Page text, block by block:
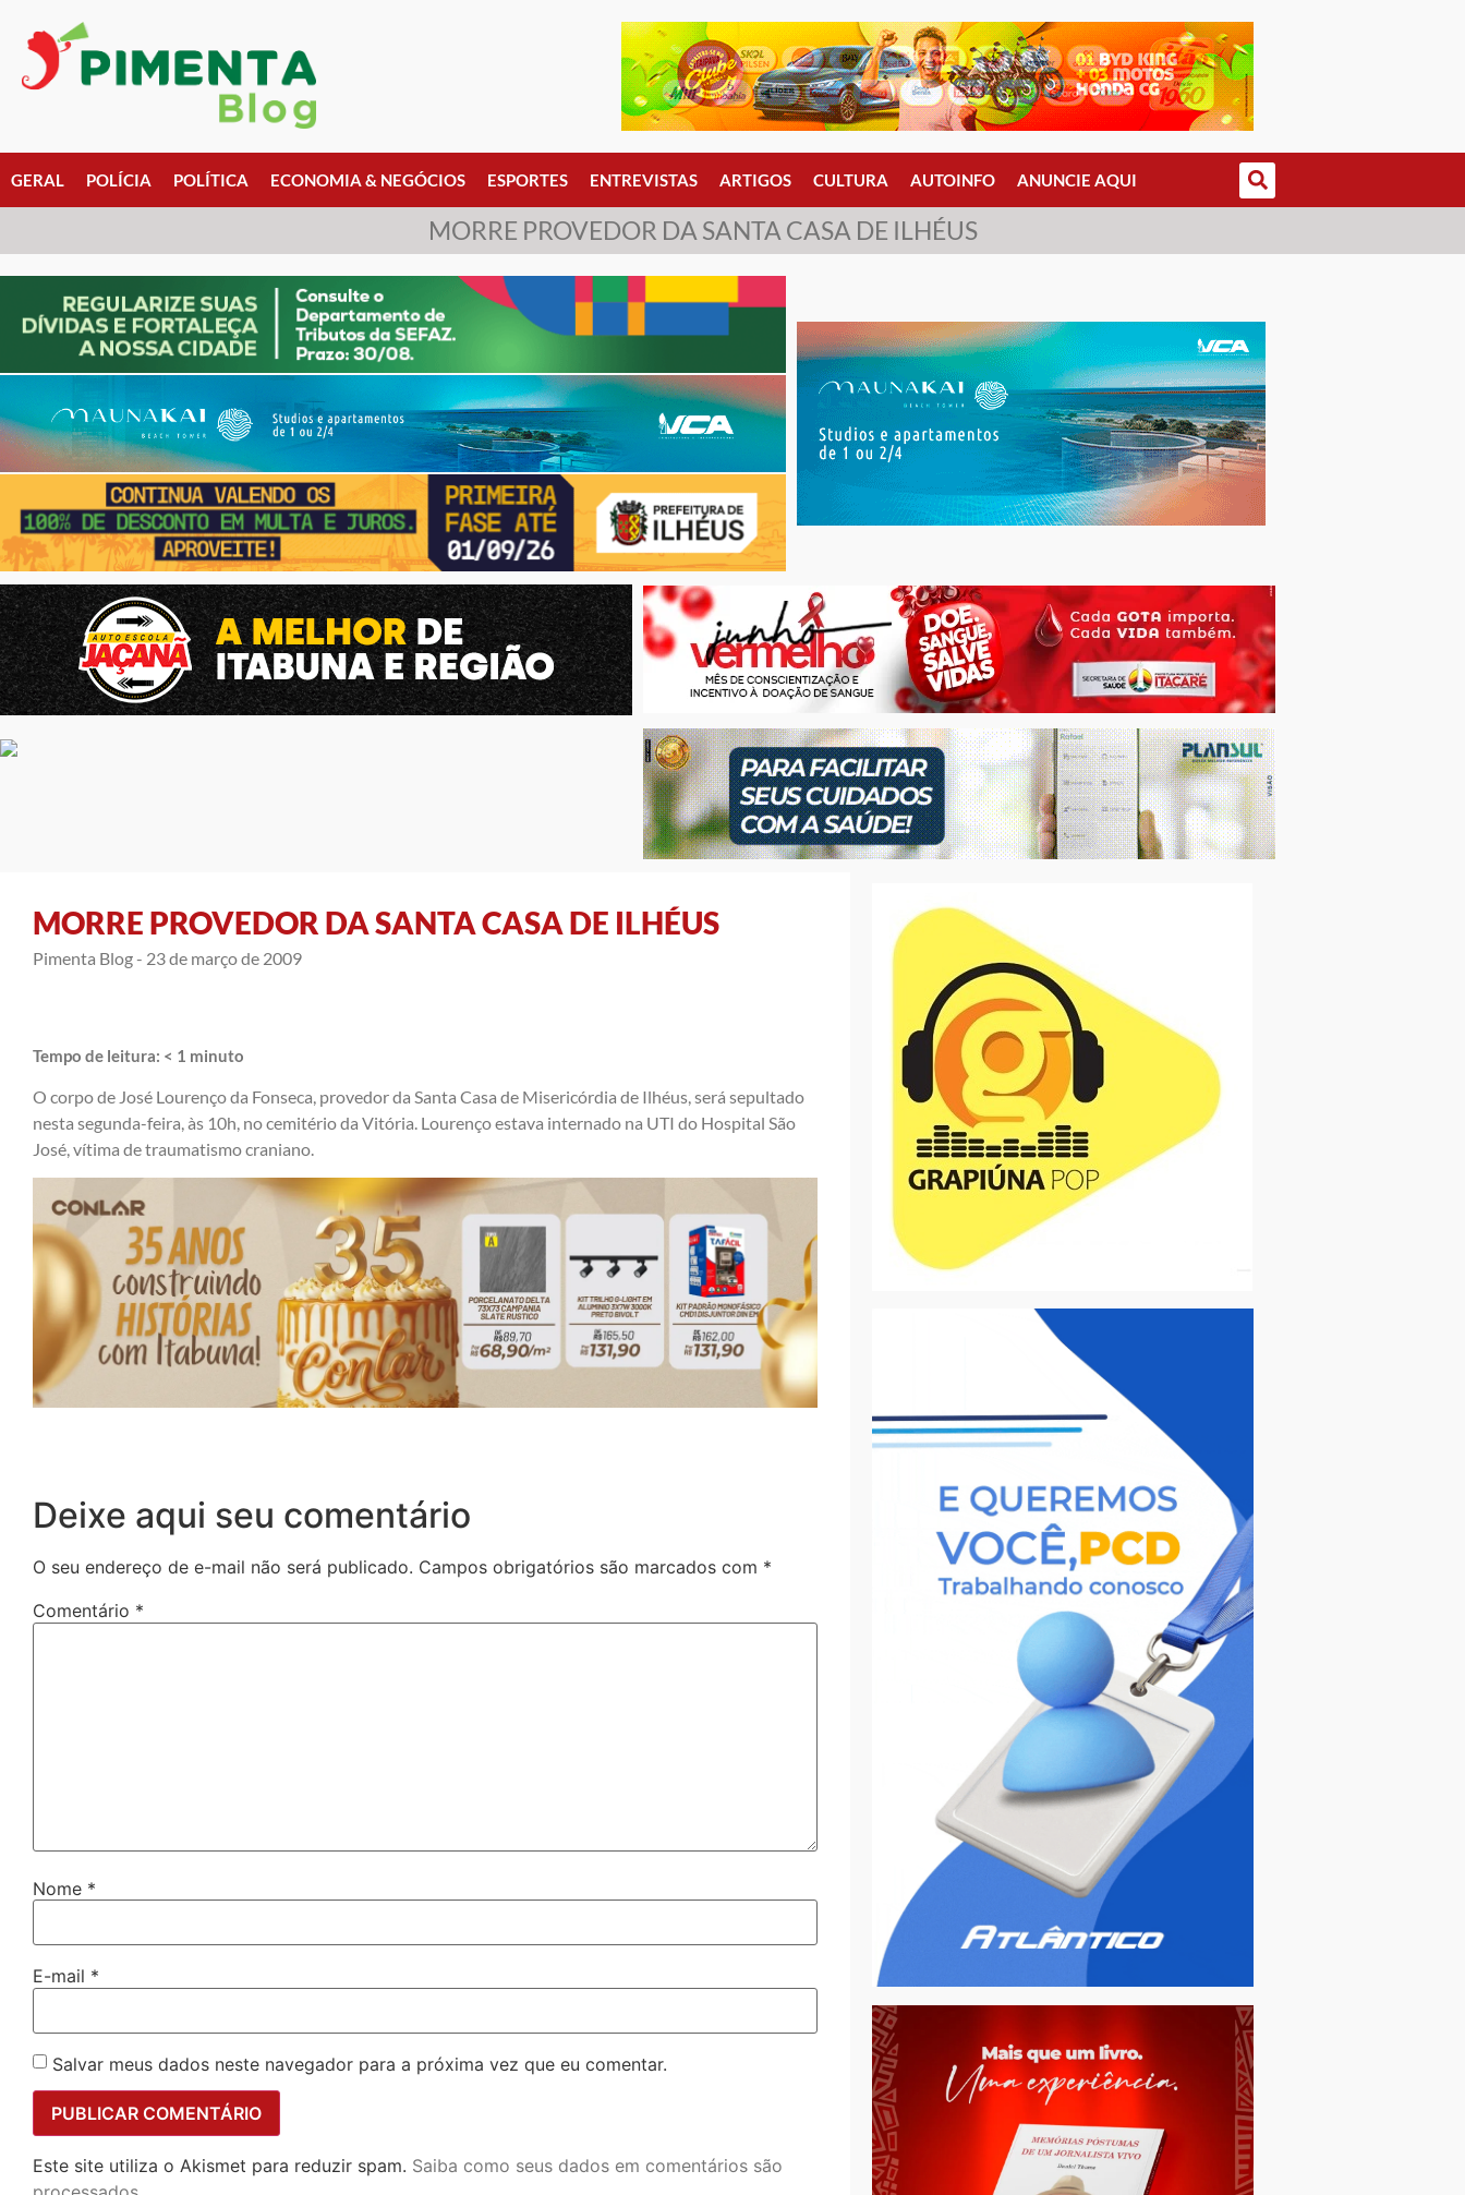
GERAL POLÍCIA POLÍTICA ECONOMIA & NEGÓCIOS ESPORTES ENTREVISTAS ARTIGOS CULTURA AUTOINFO ANUNCIE AQUI
MORRE PROVEDOR DA SANTA CASA DE ILHÉUS
MORRE PROVEDOR DA SANTA CASA DE ILHÉUS
Pimenta Blog - 23 de março de 2009
Tempo de leitura: < 1 minuto
O corpo de José Lourenço da Fonseca, provedor da Santa Casa de Misericórdia de Ilhéus, será sepultado
nesta segunda-feira, às 10h, no cemitério da Vitória. Lourenço estava internado na UTI do Hospital São
José, vítima de traumatismo craniano.
Deixe aqui seu comentário
O seu endereço de e-mail não será publicado. Campos obrigatórios são marcados com *
Comentário *
Nome *
E-mail *
Salvar meus dados neste navegador para a próxima vez que eu comentar.
Este site utiliza o Akismet para reduzir spam. Saiba como seus dados em comentários são